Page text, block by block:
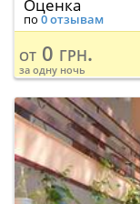
Оценка
по 0 отзывам
от 0 грн.
за одну ночь